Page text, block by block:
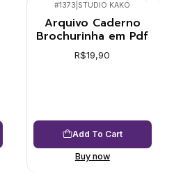
#1373 STUDIO KAKO
Arquivo Caderno
Brochurinha em Pdf
R$19,90
Add To Cart
Buy now